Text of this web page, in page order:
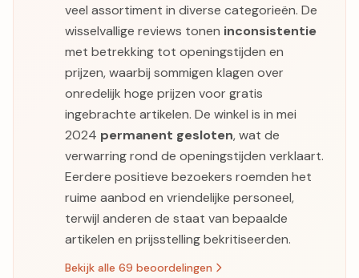
veel assortiment in diverse categorieën. De
wisselvallige reviews tonen inconsistentie
met betrekking tot openingstijden en
prijzen, waarbij sommigen klagen over
onredelijk hoge prijzen voor gratis
ingebrachte artikelen. De winkel is in mei
2024 permanent gesloten, wat de
verwarring rond de openingstijden verklaart.
Eerdere positieve bezoekers roemden het
ruime aanbod en vriendelijke personeel,
terwijl anderen de staat van bepaalde
artikelen en prijsstelling bekritiseerden.
Bekijk alle 69 beoordelingen